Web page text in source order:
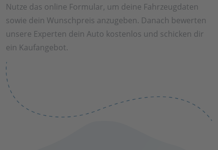
Nutze das online Formular, um deine Fahrzeugdaten
sowie dein Wunschpreis anzugeben. Danach bewerten
unsere Experten dein Auto kostenlos und schicken dir
ein Kaufangebot.